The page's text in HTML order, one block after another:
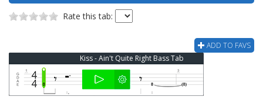
Rate this tab:
ADD TO FAVS
Kiss - Ain't Quite Right Bass Tab